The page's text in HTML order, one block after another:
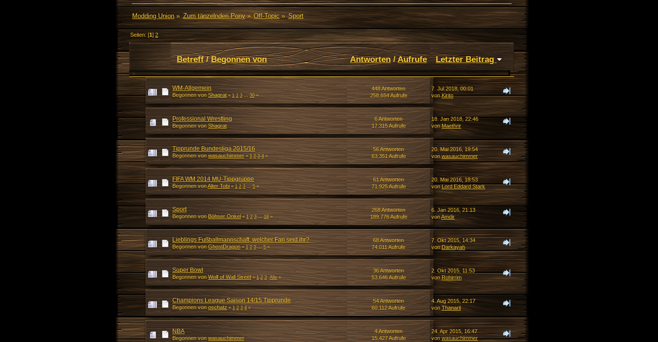
Modding Union» Zum tänzelnden Pony» Off-Topic » Sport
Seiten: [1]2
Betreff/Begonnen von Antworten/Aufrufe Letzter Beitrag
WM-Allgemein
Begonnen von Shagrat «1 2 3 ...30»
448 Antworten
258.654 Aufrufe
7. Jul 2018, 00:01
vonKirito
Professional Wrestling
Begonnen von Shagrat
6 Antworten
17.315 Aufrufe
18. Jan 2018, 22:46
vonMaethrir
Tipprunde Bundesliga 2015/16
Begonnen von wasauchimmer «1 2 3 4»
56 Antworten
63.351 Aufrufe
20. Mai 2016, 19:54
vonwasauchimmer
FIFA WM 2014 MU-Tippgruppe
Begonnen vonAlter Tobi «1 2 3 ...5»
61 Antworten
71.925 Aufrufe
20. Mai 2016, 18:53
vonLord Eddard Stark
Sport
Begonnen von Böhser Onkel «1 2 3 ...18»
268 Antworten
189.776 Aufrufe
6. Jan 2016, 21:13
vonAmdir
Lieblings Fußballmannschaft, welcher Fan seid ihr?
Begonnen von GhostDragon «1 2 3 ...5»
68 Antworten
74.011 Aufrufe
7. Okt 2015, 14:34
vonDarkayah
Super Bowl
Begonnen von Wolf of Wall Street «1 2 3 Alle»
36 Antworten
53.646 Aufrufe
2. Okt 2015, 11:53
vonRohirrim
Champions League Saison 14/15 Tipprunde
Begonnen von oschatz «1 2 3 4»
54 Antworten
60.112 Aufrufe
4. Aug 2015, 22:17
vonThanaril
NBA
Begonnen von wasauchimmer
4 Antworten
15.427 Aufrufe
24. Apr 2015, 16:47
vonwasauchimmer